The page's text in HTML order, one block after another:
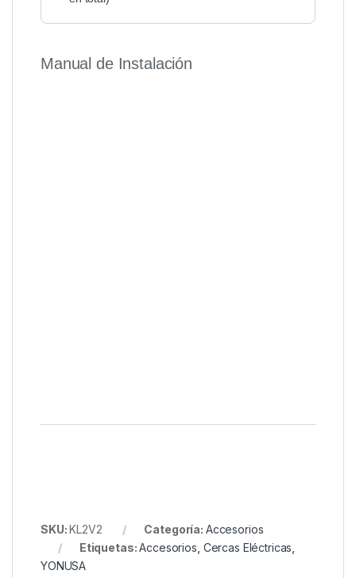
Manual de Instalación
SKU:KL2V2 Categoría: Accesorios
Etiquetas:Accesorios Cercas Eléctricas
YONUSA